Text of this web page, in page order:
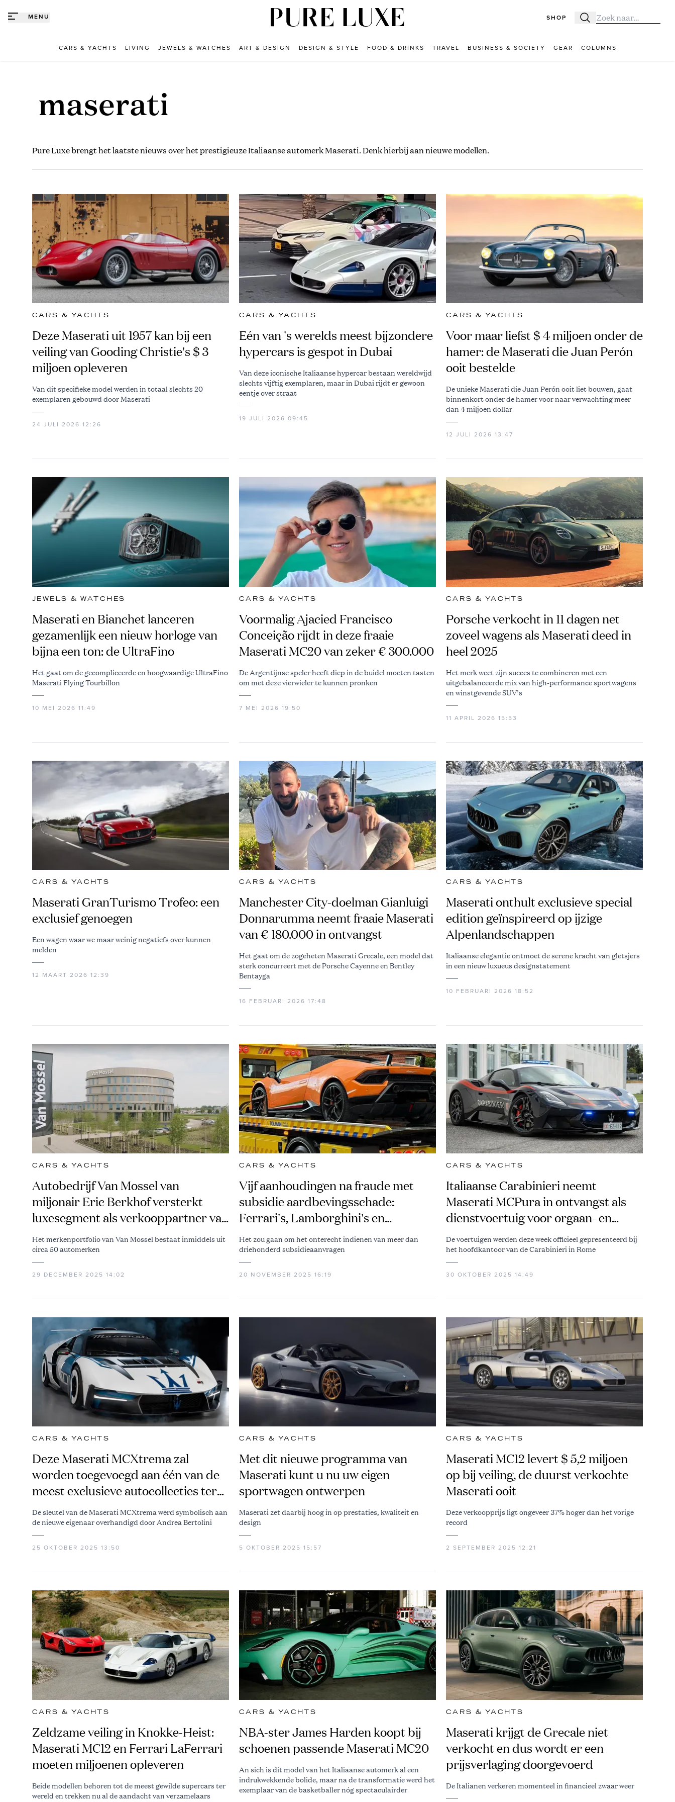
MENU SHOP Zoeken
Zoek naar:
CARS & YACHTS LIVING JEWELS & WATCHES ART & DESIGN DESIGN & STYLE FOOD & DRINKS TRAVEL BUSINESS & SOCIETY GEAR COLUMNS
maserati
Pure Luxe brengt het laatste nieuws over het prestigieuze Italiaanse automerk Maserati. Denk hierbij aan nieuwe modellen.
CARS & YACHTS
Deze Maserati uit 1957 kan bij een
veiling van Gooding Christie's $ 3
miljoen opleveren
Van dit specifieke model werden in totaal slechts 20
exemplaren gebouwd door Maserati
24 JULI 2026 12:26
CARS & YACHTS
Eén van 's werelds meest bijzondere
hypercars is gespot in Dubai
Van deze iconische Italiaanse hypercar bestaan wereldwijd
slechts vijftig exemplaren, maar in Dubai rijdt er gewoon
eentje over straat
19 JULI 2026 09:45
CARS & YACHTS
Voor maar liefst $ 4 miljoen onder de
hamer: de Maserati die Juan Perón
ooit bestelde
De unieke Maserati die Juan Perón ooit liet bouwen, gaat
binnenkort onder de hamer voor naar verwachting meer
dan 4 miljoen dollar
12 JULI 2026 13:47
JEWELS & WATCHES
Maserati en Bianchet lanceren
gezamenlijk een nieuw horloge van
bijna een ton: de UltraFino
Het gaat om de gecompliceerde en hoogwaardige UltraFino
Maserati Flying Tourbillon
10 MEI 2026 11:49
CARS & YACHTS
Voormalig Ajacied Francisco
Conceição rijdt in deze fraaie
Maserati MC20 van zeker € 300.000
De Argentijnse speler heeft diep in de buidel moeten tasten
om met deze vierwieler te kunnen pronken
7 MEI 2026 19:50
CARS & YACHTS
Porsche verkocht in 11 dagen net
zoveel wagens als Maserati deed in
heel 2025
Het merk weet zijn succes te combineren met een
uitgebalanceerde mix van high-performance sportwagens
en winstgevende SUV’s
11 APRIL 2026 15:53
CARS & YACHTS
Maserati GranTurismo Trofeo: een
exclusief genoegen
Een wagen waar we maar weinig negatiefs over kunnen
melden
12 MAART 2026 12:39
CARS & YACHTS
Manchester City-doelman Gianluigi
Donnarumma neemt fraaie Maserati
van € 180.000 in ontvangst
Het gaat om de zogeheten Maserati Grecale, een model dat
sterk concurreert met de Porsche Cayenne en Bentley
Bentayga
16 FEBRUARI 2026 17:48
CARS & YACHTS
Maserati onthult exclusieve special
edition geïnspireerd op ijzige
Alpenlandschappen
Italiaanse elegantie ontmoet de serene kracht van gletsjers
in een nieuw luxueus designstatement
10 FEBRUARI 2026 18:52
CARS & YACHTS
Autobedrijf Van Mossel van
miljonair Eric Berkhof versterkt
luxesegment als verkooppartner van
Maserati
Het merkenportfolio van Van Mossel bestaat inmiddels uit
circa 50 automerken
29 DECEMBER 2025 14:02
CARS & YACHTS
Vijf aanhoudingen na fraude met
subsidie aardbevingsschade:
Ferrari's, Lamborghini's en
Maserati's in beslag genomen
Het zou gaan om het onterecht indienen van meer dan
driehonderd subsidieaanvragen
20 NOVEMBER 2025 16:19
CARS & YACHTS
Italiaanse Carabinieri neemt
Maserati MCPura in ontvangst als
dienstvoertuig voor orgaan- en
bloeddonatie
De voertuigen werden deze week officieel gepresenteerd bij
het hoofdkantoor van de Carabinieri in Rome
30 OKTOBER 2025 14:49
CARS & YACHTS
Deze Maserati MCXtrema zal
worden toegevoegd aan één van de
meest exclusieve autocollecties ter
wereld
De sleutel van de Maserati MCXtrema werd symbolisch aan
de nieuwe eigenaar overhandigd door Andrea Bertolini
25 OKTOBER 2025 13:50
CARS & YACHTS
Met dit nieuwe programma van
Maserati kunt u nu uw eigen
sportwagen ontwerpen
Maserati zet daarbij hoog in op prestaties, kwaliteit en
design
5 OKTOBER 2025 15:57
CARS & YACHTS
Maserati MC12 levert $ 5,2 miljoen
op bij veiling, de duurst verkochte
Maserati ooit
Deze verkoopprijs ligt ongeveer 37% hoger dan het vorige
record
2 SEPTEMBER 2025 12:21
CARS & YACHTS
Zeldzame veiling in Knokke-Heist:
Maserati MC12 en Ferrari LaFerrari
moeten miljoenen opleveren
Beide modellen behoren tot de meest gewilde supercars ter
wereld en trekken nu al de aandacht van verzamelaars
CARS & YACHTS
NBA-ster James Harden koopt bij
schoenen passende Maserati MC20
An sich is dit model van het Italiaanse automerk al een
indrukwekkende bolide, maar na de transformatie werd het
exemplaar van de basketballer nóg spectaculairder
CARS & YACHTS
Maserati krijgt de Grecale niet
verkocht en dus wordt er een
prijsverlaging doorgevoerd
De Italianen verkeren momenteel in financieel zwaar weer